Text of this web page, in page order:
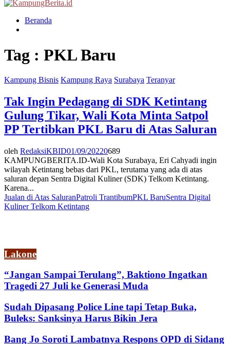
Menu
Beranda
Tag : PKL Baru
Kampung Bisnis Kampung Raya Surabaya Teranyar
Tak Ingin Pedagang di SDK Ketintang
Gulung Tikar, Wali Kota Minta Satpol
PP Tertibkan PKL Baru di Atas Saluran
oleh RedaksiKBID01/09/20220689
KAMPUNGBERITA.ID-Wali Kota Surabaya, Eri Cahyadi ingin
wilayah Ketintang bebas dari PKL, terutama yang ada di atas
saluran depan Sentra Digital Kuliner (SDK) Telkom Ketintang.
Karena...
Jualan di Atas SaluranPatroli TrantibumPKL BaruSentra Digital
Kuliner Telkom Ketintang
Lakone
“Jangan Sampai Terulang”, Baktiono Ingatkan
Tragedi 27 Juli ke Generasi Muda
Sudah Dipasang Police Line tapi Tetap Buka,
Buleks: Sanksinya Harus Bikin Jera
Bang Jo Soroti Lambatnya Respons OPD di Sidang